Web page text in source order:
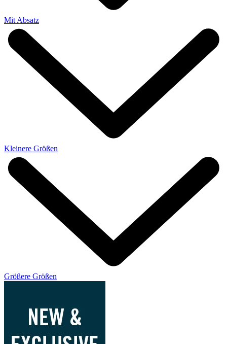
Mit Absatz
Kleinere Größen
Größere Größen